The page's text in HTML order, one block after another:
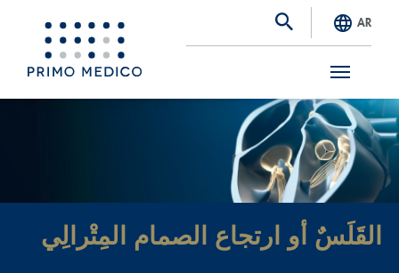
S
k
p
AR
القَلَسٌ أو ارتجاع الصمام المِتْرالِي